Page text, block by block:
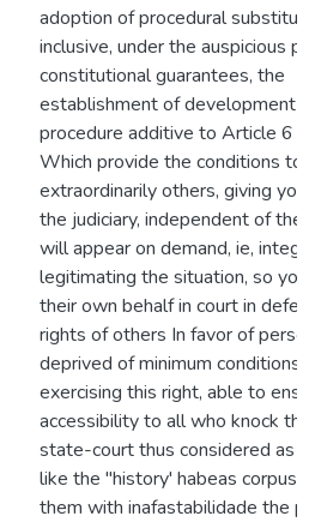
adoption of procedural
inclusive, under the auspicious
constitutional guarantees, the
establishment of development
procedure additive to Article 6
Which provide the conditions to
extraordinarily others, giving you
the judiciary, independent of the
will appear on demand, ie,
legitimating the situation, so you
their own behalf in court in
rights of others In favor of
deprived of minimum conditions
exercising this right, able to
accessibility to all who knock
state-court thus considered as
like the "history' habeas corpus,
them with inafastabilidade the